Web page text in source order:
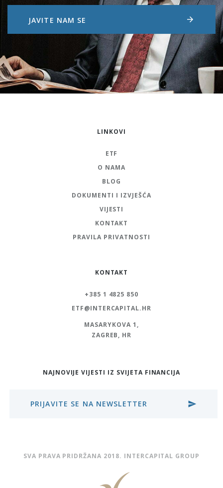
JAVITE NAM SE arrow_forward
LINKOVI
ETF
O NAMA
BLOG
DOKUMENTI I IZVJEŠĆA
VIJESTI
KONTAKT
PRAVILA PRIVATNOSTI
KONTAKT
+385 1 4825 850
ETF@INTERCAPITAL.HR
MASARYKOVA 1,
ZAGREB, HR
NAJNOVIJE VIJESTI IZ SVIJETA FINANCIJA
PRIJAVITE SE NA NEWSLETTER send
SVA PRAVA PRIDRŽANA 2018. INTERCAPITAL GROUP